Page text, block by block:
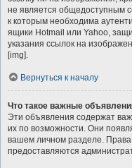
не является общедоступным
к которым необходима
ящики Hotmail или Yahoo,
указания ссылок на
[img].
Вернуться к началу
Что такое важные
Эти объявления содержат
их по возможности. Они
вашем личном разделе.
предоставляются